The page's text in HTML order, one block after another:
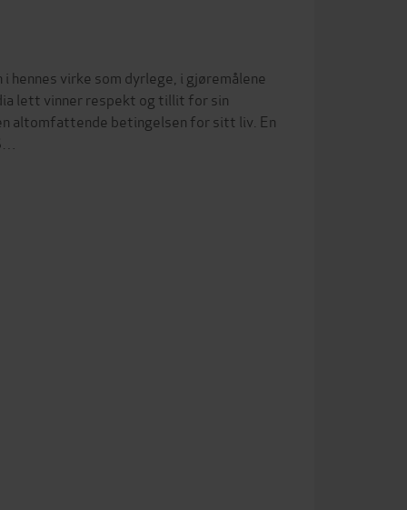
virke som dyrlege, i gjøremålene
lett vinner respekt og tillit for sin
altomfattende betingelsen for sitt liv. En